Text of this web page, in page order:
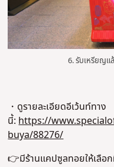
6. รับเหรียญแ
・ดูรายละเอียดอีเว้นท์ทาง
นี้:https://
buya/88276/
👉มีร้านแคปซูลทอยให้เลือ